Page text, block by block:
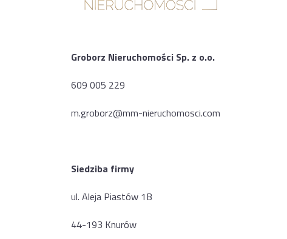
Groborz Nieruchomości Sp. z o.o.
609 005 229
m.groborz@mm-nieruchomosci.com
Siedziba firmy
ul. Aleja Piastów 1B
44-193 Knurów